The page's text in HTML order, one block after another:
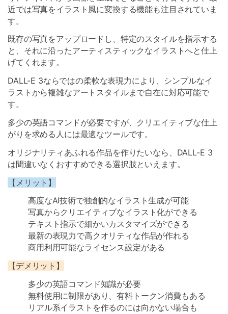
近では写真をイラスト風に変換する機能も注目されていま
す。
既存の写真をアップロードし、特定のスタイルを指示する
と、それに沿ったアーティスティックなイラストへと仕上
げてくれます。
DALL-E 3ならではの柔軟な表現力により、シンプルなイ
ラストから複雑なアートスタイルまで自在に対応可能で
す。
多少の英語コマンドが必要ですが、クリエイティブな仕上
がりを求める人には最適なツールです。
オリジナリティあふれる作品を作りたいなら、DALL-E 3
は間違いなくおすすめできる選択肢といえます。
【メリット】
高度なAI技術で独創的なイラスト生成が可能
写真からクリエイティブなイラスト化ができる
テキスト指示で細かいカスタマイズができる
最新の表現力で高クオリティな作品が作れる
商用利用可能なライセンス設定がある
【デメリット】
多少の英語コマンド知識が必要
無料使用に制限があり、有料トークン消費もある
リアル系イラストを作るのには向かない場合も